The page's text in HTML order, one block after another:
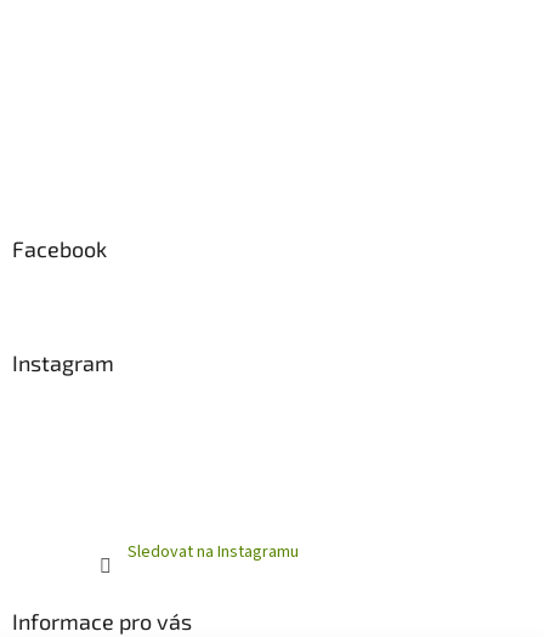
Facebook
Instagram
Sledovat na Instagramu
Informace pro vás